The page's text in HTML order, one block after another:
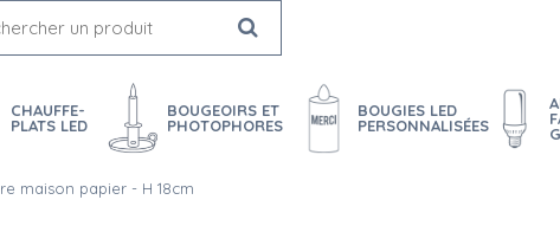
CHAUFFE-
PLATS LED
BOUGEOIRS ET
PHOTOPHORES
BOUGIES LED
PERSONNALISÉES
maison papier - H 18cm